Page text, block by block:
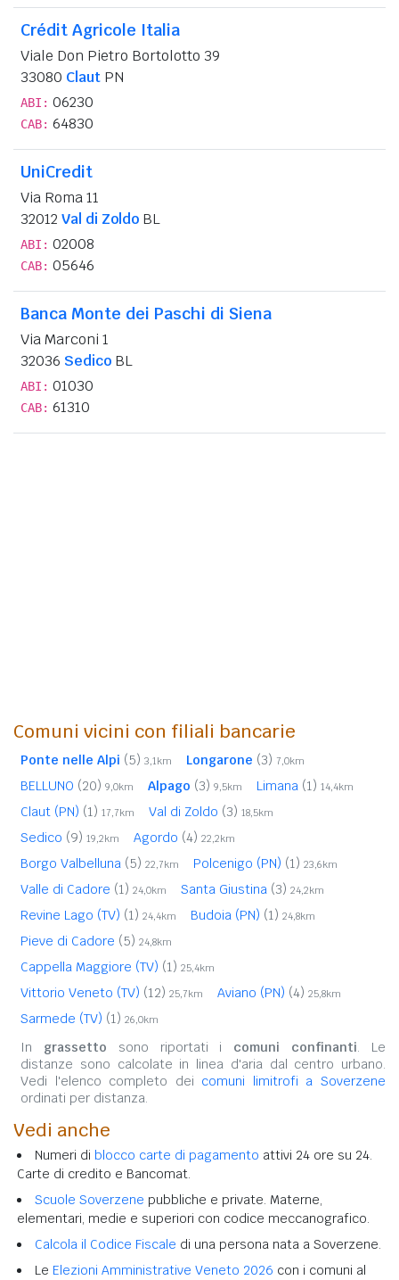
Crédit Agricole Italia
Viale Don Pietro Bortolotto 39
33080 Claut PN
ABI: 06230
CAB: 64830
UniCredit
Via Roma 11
32012 Val di Zoldo BL
ABI: 02008
CAB: 05646
Banca Monte dei Paschi di Siena
Via Marconi 1
32036 Sedico BL
ABI: 01030
CAB: 61310
Comuni vicini con filiali bancarie
Ponte nelle Alpi (5) 3,1km Longarone (3) 7,0km
BELLUNO (20) 9,0km Alpago (3) 9,5km Limana (1) 14,4km
Claut (PN) (1) 17,7km Val di Zoldo (3) 18,5km
Sedico (9) 19,2km Agordo (4) 22,2km
Borgo Valbelluna (5) 22,7km Polcenigo (PN) (1) 23,6km
Valle di Cadore (1) 24,0km Santa Giustina (3) 24,2km
Revine Lago (TV) (1) 24,4km Budoia (PN) (1) 24,8km
Pieve di Cadore (5) 24,8km
Cappella Maggiore (TV) (1) 25,4km
Vittorio Veneto (TV) (12) 25,7km Aviano (PN) (4) 25,8km
Sarmede (TV) (1) 26,0km
In grassetto sono riportati i comuni confinanti. Le
distanze sono calcolate in linea d'aria dal centro urbano.
Vedi l'elenco completo dei comuni limitrofi a Soverzene
ordinati per distanza.
Vedi anche
Numeri di blocco carte di pagamento attivi 24 ore su 24.
Carte di credito e Bancomat.
Scuole Soverzene pubbliche e private. Materne,
elementari, medie e superiori con codice meccanografico.
Calcola il Codice Fiscale di una persona nata a Soverzene.
Le Elezioni Amministrative Veneto 2026 con i comuni al